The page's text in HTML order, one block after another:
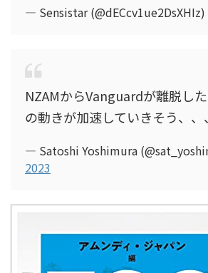
— Sensistar (@dECcv1ue2DsXHIz)
NZAMからVanguardが離脱し
の動きが加速していきそう、、、
— Satoshi Yoshimura
2023